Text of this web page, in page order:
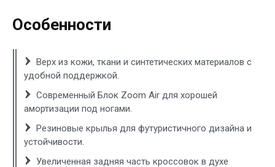
Особенности
Верх из кожи, ткани и синтетических материалов с
удобной поддержкой.
Современный Блок Zoom Air для хорошей
амортизации под ногами.
Резиновые крылья для футуристичного дизайна и
устойчивости.
Увеличенная задняя часть кроссовок в духе